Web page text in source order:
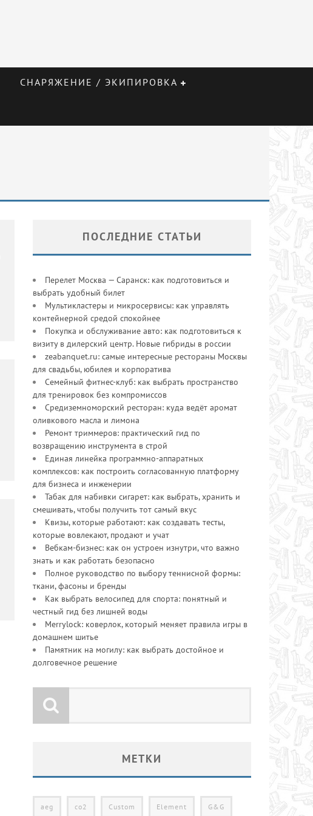
СНАРЯЖЕНИЕ / ЭКИПИРОВКА
ПОСЛЕДНИЕ СТАТЬИ
Перелет Москва — Саранск: как подготовиться и
выбрать удобный билет
Мультикластеры и микросервисы: как управлять
контейнерной средой спокойнее
Покупка и обслуживание авто: как подготовиться к
визиту в дилерский центр. Новые гибриды в россии
zeabanquet.ru: самые интересные рестораны Москвы
для свадьбы, юбилея и корпоратива
Семейный фитнес-клуб: как выбрать пространство
для тренировок без компромиссов
Средиземноморский ресторан: куда ведёт аромат
оливкового масла и лимона
Ремонт триммеров: практический гид по
возвращению инструмента в строй
Единая линейка программно-аппаратных
комплексов: как построить согласованную платформу
для бизнеса и инженерии
Табак для набивки сигарет: как выбрать, хранить и
смешивать, чтобы получить тот самый вкус
Квизы, которые работают: как создавать тесты,
которые вовлекают, продают и учат
Вебкам-бизнес: как он устроен изнутри, что важно
знать и как работать безопасно
Полное руководство по выбору теннисной формы:
ткани, фасоны и бренды
Как выбрать велосипед для спорта: понятный и
честный гид без лишней воды
Merrylock: коверлок, который меняет правила игры в
домашнем шитье
Памятник на могилу: как выбрать достойное и
долговечное решение
МЕТКИ
aeg co2 Custom Element G&G